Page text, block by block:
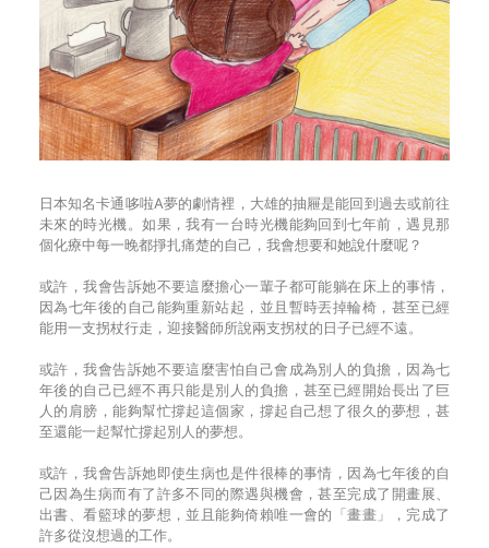
日本知名卡通哆啦A夢的劇情裡，大雄的抽屜是能回到過去或前往
未來的時光機。如果，我有一台時光機能夠回到七年前，遇見那
個化療中每一晚都掙扎痛楚的自己，我會想要和她說什麼呢？
或許，我會告訴她不要這麼擔心一輩子都可能躺在床上的事情，
因為七年後的自己能夠重新站起，並且暫時丟掉輪椅，甚至已經
能用一支拐杖行走，迎接醫師所說兩支拐杖的日子已經不遠。
或許，我會告訴她不要這麼害怕自己會成為別人的負擔，因為七
年後的自己已經不再只能是別人的負擔，甚至已經開始長出了巨
人的肩膀，能夠幫忙撐起這個家，撐起自己想了很久的夢想，甚
至還能一起幫忙撐起別人的夢想。
或許，我會告訴她即使生病也是件很棒的事情，因為七年後的自
己因為生病而有了許多不同的際遇與機會，甚至完成了開畫展、
出書、看籃球的夢想，並且能夠倚賴唯一會的「畫畫」，完成了
許多從沒想過的工作。